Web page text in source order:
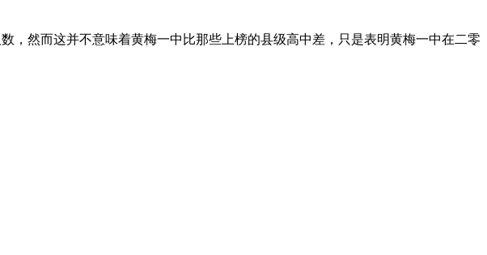
，然而这并不意味着黄梅一中比那些上榜的县级高中差，只是表明黄梅一中在二零